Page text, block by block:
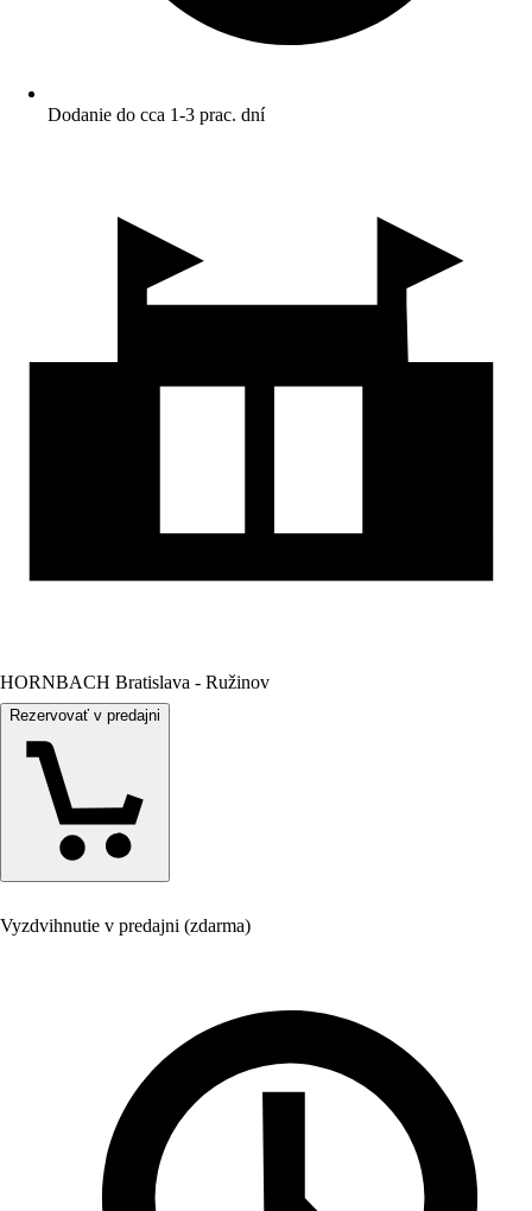
Dodanie do cca 1-3 prac. dní
HORNBACH Bratislava - Ružinov
Rezervovať v predajni
Vyzdvihnutie v predajni (zdarma)